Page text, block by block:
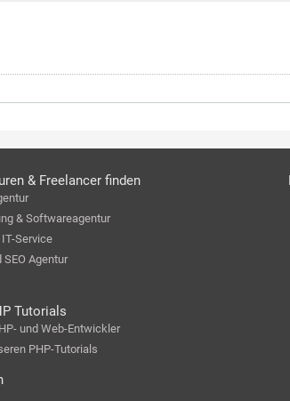
& Freelancer finden
& Softwareagentur
Service
SEO Agentur
Tutorials
und Web-Entwickler
PHP-Tutorials